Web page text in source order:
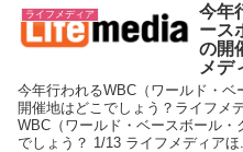
ライフメディア
今年
ース
の開
メデ
今年行われるWBC（ワールド・
開催地はどこでしょう？ライフメ
WBC（ワールド・ベースボール・
でしょう？ 1/13 ライフメディアほ